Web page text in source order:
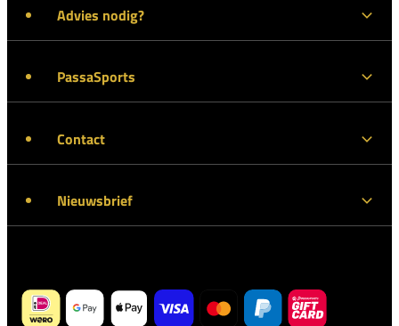
Advies nodig?
PassaSports
Contact
Nieuwsbrief